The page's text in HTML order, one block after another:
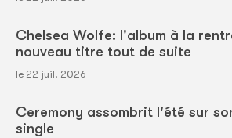
Chelsea Wolfe: l'album à la
nouveau titre tout de suite
le 22 juil. 2026
Ceremony assombrit l'été sur
single